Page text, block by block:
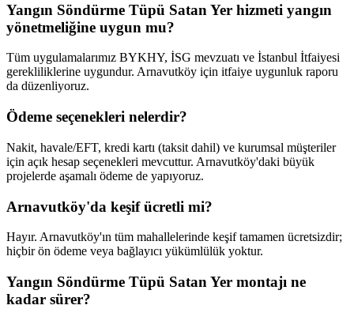
Yangın Söndürme Tüpü Satan Yer hizmeti yangın
yönetmeliğine uygun mu?
Tüm uygulamalarımız BYKHY, İSG mevzuatı ve İstanbul İtfaiyesi
gerekliliklerine uygundur. Arnavutköy için itfaiye uygunluk raporu
da düzenliyoruz.
Ödeme seçenekleri nelerdir?
Nakit, havale/EFT, kredi kartı (taksit dahil) ve kurumsal müşteriler
için açık hesap seçenekleri mevcuttur. Arnavutköy'daki büyük
projelerde aşamalı ödeme de yapıyoruz.
Arnavutköy'da keşif ücretli mi?
Hayır. Arnavutköy'ın tüm mahallelerinde keşif tamamen ücretsizdir;
hiçbir ön ödeme veya bağlayıcı yükümlülük yoktur.
Yangın Söndürme Tüpü Satan Yer montajı ne
kadar sürer?